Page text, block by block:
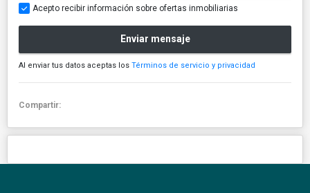
Acepto recibir información sobre ofertas inmobiliarias
Enviar mensaje
Al enviar tus datos aceptas los Términos de servicio y privacidad
Compartir: